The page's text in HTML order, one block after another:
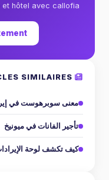
hôtel avec callofia.
→
معنى سوبرهوست في
تأجير الفانات في ميونيخ
كيف تكشف لوحة